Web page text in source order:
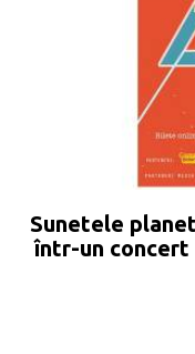
Sunetele
într-un concert